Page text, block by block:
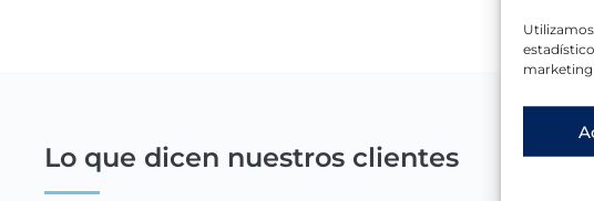
marketing
Lo que dicen nuestros clientes